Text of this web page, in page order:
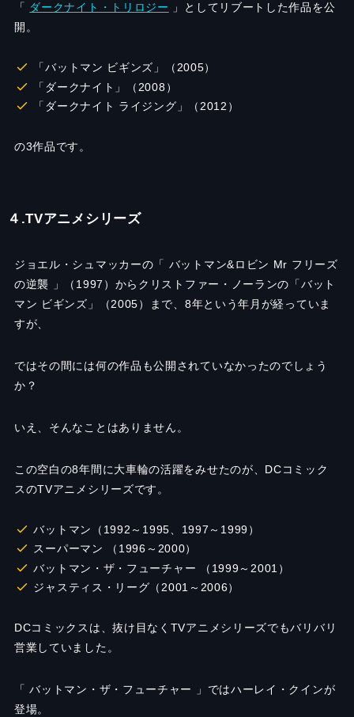
「 ダークナイト・トリロジー
」としてリブートした作品を公
開。
「バットマン ビギンズ」（2005）
「ダークナイト」（2008）
「ダークナイト ライジング」（2012）
の3作品です。
４.TVアニメシリーズ
ジョエル・シュマッカーの「 バットマン&ロビン Mr フリーズ
の逆襲 」（1997）からクリストファー・ノーランの「バット
マン ビギンズ」（2005）まで、8年という年月が経っていま
すが、
ではその間には何の作品も公開されていなかったのでしょう
か？
いえ、そんなことはありません。
この空白の8年間に大車輪の活躍をみせたのが、 DCコミック
スのTVアニメシリーズです。
バットマン（1992～1995、1997～1999）
スーパーマン （1996～2000）
バットマン・ザ・フューチャー （1999～2001）
ジャスティス・リーグ（2001～2006）
DCコミックスは、抜け目なく TVアニメシリーズでもバリバリ
営業していました。
「 バットマン・ザ・フューチャー 」ではハーレイ・クインが
登場。